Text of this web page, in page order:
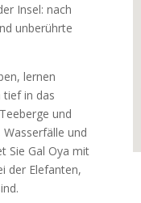
Insel: nach
unberührte
lernen
tief in das
und
und
Sie Gal Oya mit
der Elefanten,